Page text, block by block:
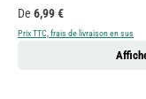
Prix régulier :
De 6,99 €
Prix TTC, frais de livraison en sus